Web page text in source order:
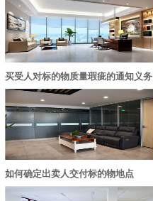
买受人对标的物质量瑕疵的通知义务
如何确定出卖人交付标的物地点